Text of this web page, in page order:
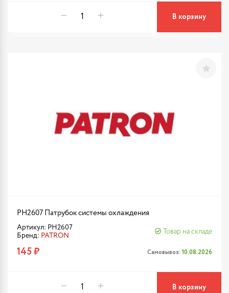
В корзину
PH2607 Патрубок системы охлаждения
Артикул: PH2607
Бренд: PATRON
Товар на складе
145 ₽ Самовывоз: 10.08.2026
В корзину